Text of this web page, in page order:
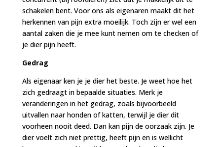
schakelen bent. Voor ons als eigenaren maakt dit het
herkennen van pijn extra moeilijk. Toch zijn er wel een
aantal zaken die je mee kunt nemen om te checken of
je dier pijn heeft.
Gedrag
Als eigenaar ken je je dier het beste. Je weet hoe het
zich gedraagt in bepaalde situaties. Merk je
veranderingen in het gedrag, zoals bijvoorbeeld
uitvallen naar honden of katten, terwijl je dier dit
voorheen nooit deed. Dan kan pijn de oorzaak zijn. Je
dier voelt zich niet prettig, heeft pijn en is wellicht